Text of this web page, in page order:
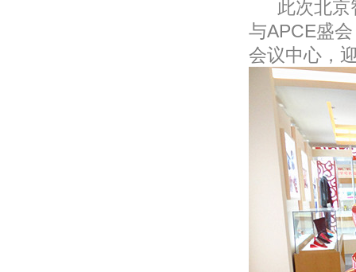
此次北京
与APCE盛
会议中心，